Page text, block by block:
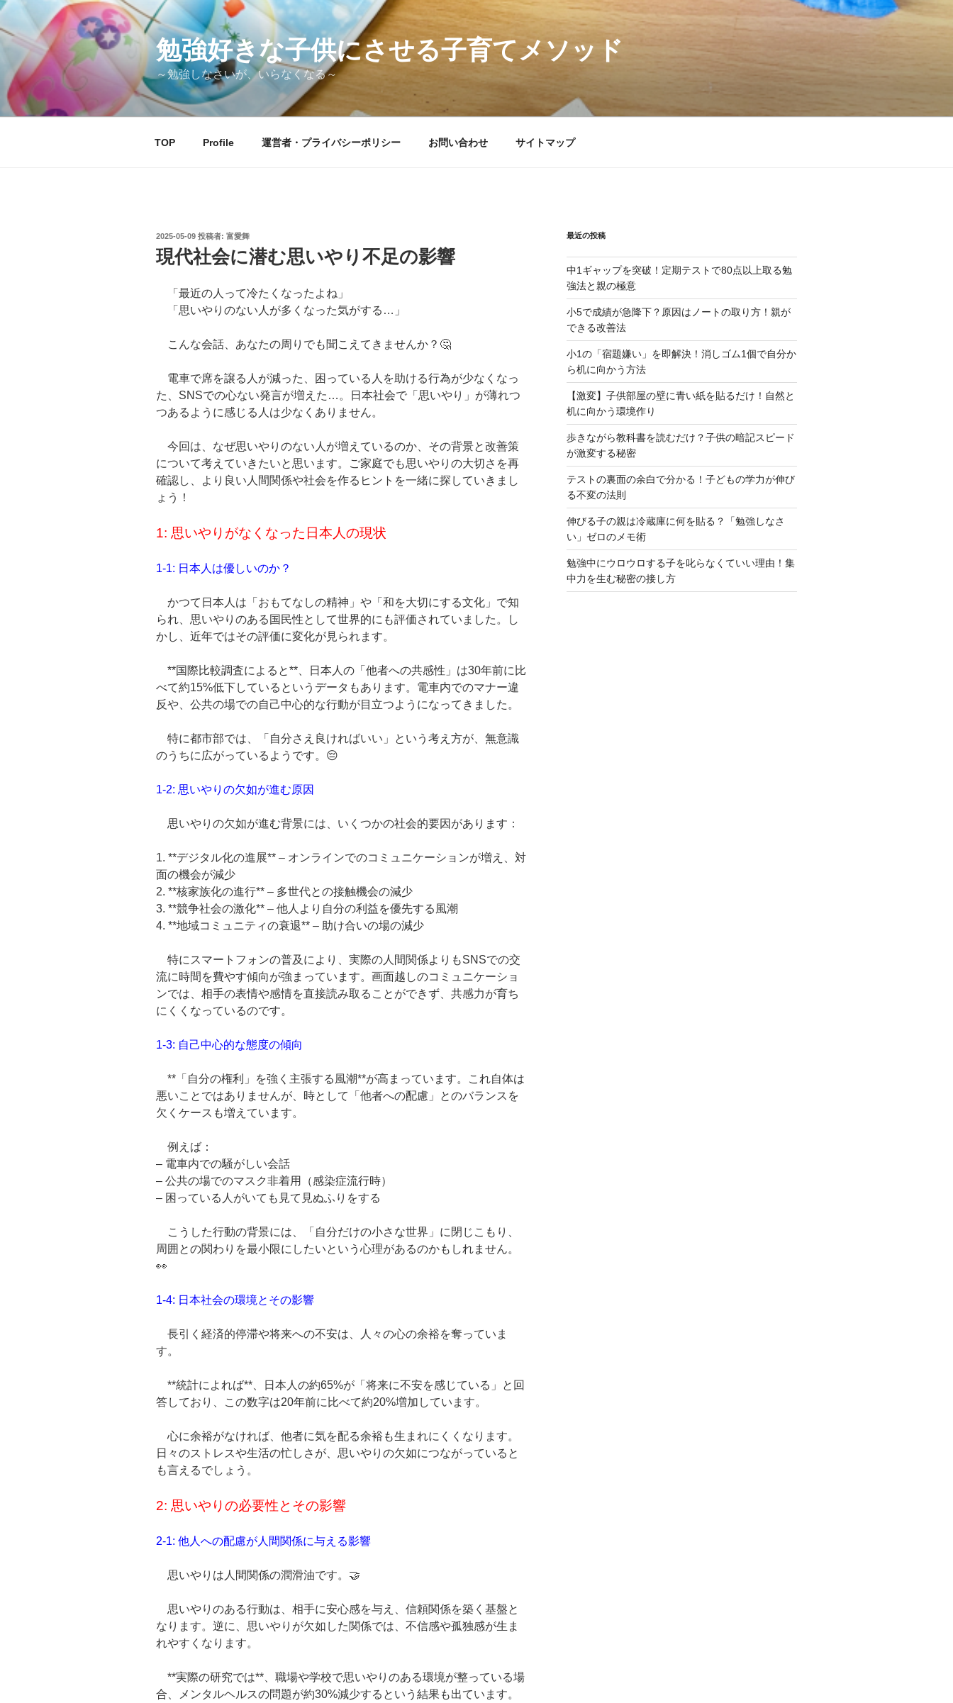
コ
ン
へ
ス
勉強好きな子供にさせる子育てメソッド
～勉強しなさいが、いらなくなる～
TOP Profile 運営者・プライバシーポリシー お問い合わせ サイトマップ
投
稿
日:
2025-05-09 投稿者: 富愛舞
現代社会に潜む思いやり不足の影響
「最近の人って冷たくなったよね」
「思いやりのない人が多くなった気がする…」
こんな会話、あなたの周りでも聞こえてきませんか？🤔
電車で席を譲る人が減った、困っている人を助ける行為が少なくなっ
た、SNSでの心ない発言が増えた…。日本社会で「思いやり」が薄れつ
つあるように感じる人は少なくありません。
今回は、なぜ思いやりのない人が増えているのか、その背景と改善策
について考えていきたいと思います。ご家庭でも思いやりの大切さを再
確認し、より良い人間関係や社会を作るヒントを一緒に探していきまし
ょう！
1: 思いやりがなくなった日本人の現状
1-1: 日本人は優しいのか？
かつて日本人は「おもてなしの精神」や「和を大切にする文化」で知
られ、思いやりのある国民性として世界的にも評価されていました。し
かし、近年ではその評価に変化が見られます。
**国際比較調査によると**、日本人の「他者への共感性」は30年前に比
べて約15%低下しているというデータもあります。電車内でのマナー違
反や、公共の場での自己中心的な行動が目立つようになってきました。
特に都市部では、「自分さえ良ければいい」という考え方が、無意識
のうちに広がっているようです。😔
1-2: 思いやりの欠如が進む原因
思いやりの欠如が進む背景には、いくつかの社会的要因があります：
1. **デジタル化の進展** – オンラインでのコミュニケーションが増え、対
面の機会が減少
2. **核家族化の進行** – 多世代との接触機会の減少
3. **競争社会の激化** – 他人より自分の利益を優先する風潮
4. **地域コミュニティの衰退** – 助け合いの場の減少
特にスマートフォンの普及により、実際の人間関係よりもSNSでの交
流に時間を費やす傾向が強まっています。画面越しのコミュニケーショ
ンでは、相手の表情や感情を直接読み取ることができず、共感力が育ち
にくくなっているのです。
1-3: 自己中心的な態度の傾向
**「自分の権利」を強く主張する風潮**が高まっています。これ自体は
悪いことではありませんが、時として「他者への配慮」とのバランスを
欠くケースも増えています。
例えば：
– 電車内での騒がしい会話
– 公共の場でのマスク非着用（感染症流行時）
– 困っている人がいても見て見ぬふりをする
こうした行動の背景には、「自分だけの小さな世界」に閉じこもり、
周囲との関わりを最小限にしたいという心理があるのかもしれません。
👀
1-4: 日本社会の環境とその影響
長引く経済的停滞や将来への不安は、人々の心の余裕を奪っていま
す。
**統計によれば**、日本人の約65%が「将来に不安を感じている」と回
答しており、この数字は20年前に比べて約20%増加しています。
心に余裕がなければ、他者に気を配る余裕も生まれにくくなります。
日々のストレスや生活の忙しさが、思いやりの欠如につながっていると
も言えるでしょう。
2: 思いやりの必要性とその影響
2-1: 他人への配慮が人間関係に与える影響
思いやりは人間関係の潤滑油です。🤝
思いやりのある行動は、相手に安心感を与え、信頼関係を築く基盤と
なります。逆に、思いやりが欠如した関係では、不信感や孤独感が生ま
れやすくなります。
**実際の研究では**、職場や学校で思いやりのある環境が整っている場
合、メンタルヘルスの問題が約30%減少するという結果も出ています。
最近の投稿
中1ギャップを突破！定期テストで80点以上取る勉
強法と親の極意
小5で成績が急降下？原因はノートの取り方！親が
できる改善法
小1の「宿題嫌い」を即解決！消しゴム1個で自分か
ら机に向かう方法
【激変】子供部屋の壁に青い紙を貼るだけ！自然と
机に向かう環境作り
歩きながら教科書を読むだけ？子供の暗記スピード
が激変する秘密
テストの裏面の余白で分かる！子どもの学力が伸び
る不変の法則
伸びる子の親は冷蔵庫に何を貼る？「勉強しなさ
い」ゼロのメモ術
勉強中にウロウロする子を叱らなくていい理由！集
中力を生む秘密の接し方